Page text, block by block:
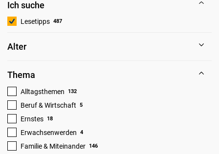
Ich suche
Lesetipps 487
Alter
Thema
Alltagsthemen 132
Beruf & Wirtschaft 5
Ernstes 18
Erwachsenwerden 4
Familie & Miteinander 146